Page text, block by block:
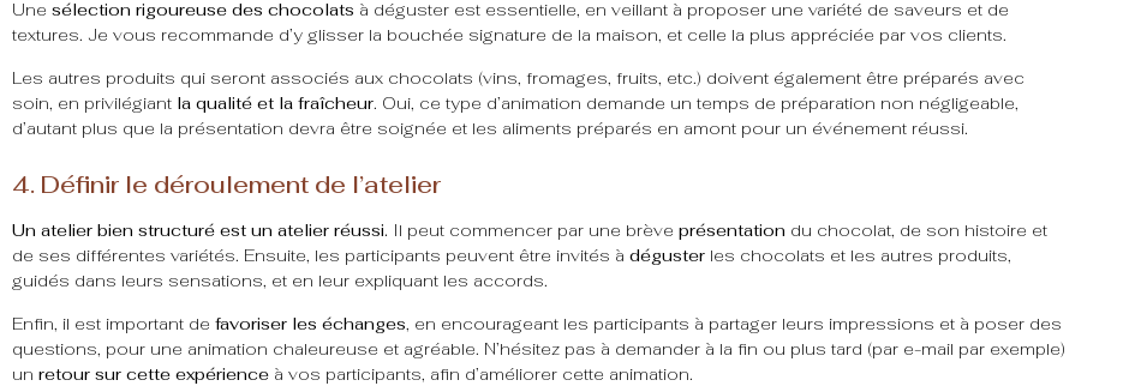
Une sélection rigoureuse des chocolats à déguster est essentielle, en veillant à proposer une variété de saveurs et de
textures. Je vous recommande d’y glisser la bouchée signature de la maison, et celle la plus appréciée par vos clients.
Les autres produits qui seront associés aux chocolats (vins, fromages, fruits, etc.) doivent également être préparés avec
soin, en privilégiant la qualité et la fraîcheur. Oui, ce type d’animation demande un temps de préparation non négligeable,
d’autant plus que la présentation devra être soignée et les aliments préparés en amont pour un événement réussi.
4. Définir le déroulement de l’atelier
Un atelier bien structuré est un atelier réussi. Il peut commencer par une brève présentation du chocolat, de son histoire et
de ses différentes variétés. Ensuite, les participants peuvent être invités à déguster les chocolats et les autres produits,
guidés dans leurs sensations, et en leur expliquant les accords.
Enfin, il est important de favoriser les échanges, en encourageant les participants à partager leurs impressions et à poser des
questions, pour une animation chaleureuse et agréable. N’hésitez pas à demander à la fin ou plus tard (par e-mail par exemple)
un retour sur cette expérience à vos participants, afin d’améliorer cette animation.